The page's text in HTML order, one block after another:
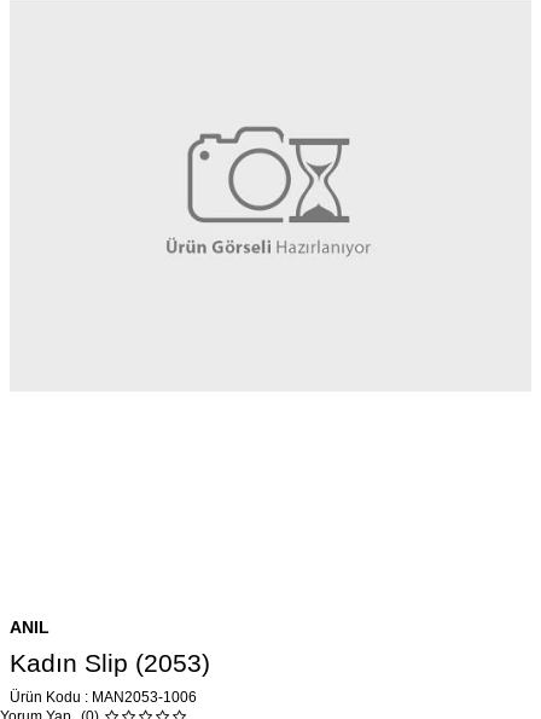
ANIL
Kadın Slip (2053)
Ürün Kodu : MAN2053-1006